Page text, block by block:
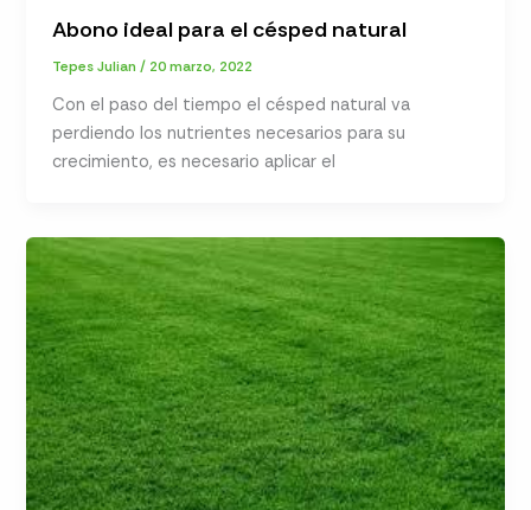
Abono ideal para el césped natural
Tepes Julian/ 20 marzo, 2022
Con el paso del tiempo el césped natural va
perdiendo los nutrientes necesarios para su
crecimiento, es necesario aplicar el